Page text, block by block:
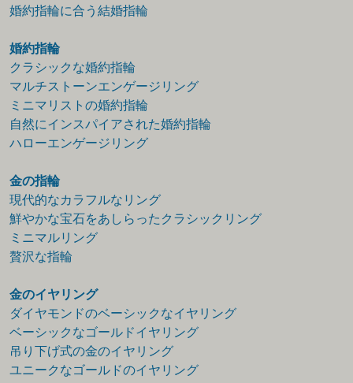
婚約指輪に合う結婚指輪
婚約指輪
クラシックな婚約指輪
マルチストーンエンゲージリング
ミニマリストの婚約指輪
自然にインスパイアされた婚約指輪
ハローエンゲージリング
金の指輪
現代的なカラフルなリング
鮮やかな宝石をあしらったクラシックリング
ミニマルリング
贅沢な指輪
金のイヤリング
ダイヤモンドのベーシックなイヤリング
ベーシックなゴールドイヤリング
吊り下げ式の金のイヤリング
ユニークなゴールドのイヤリング